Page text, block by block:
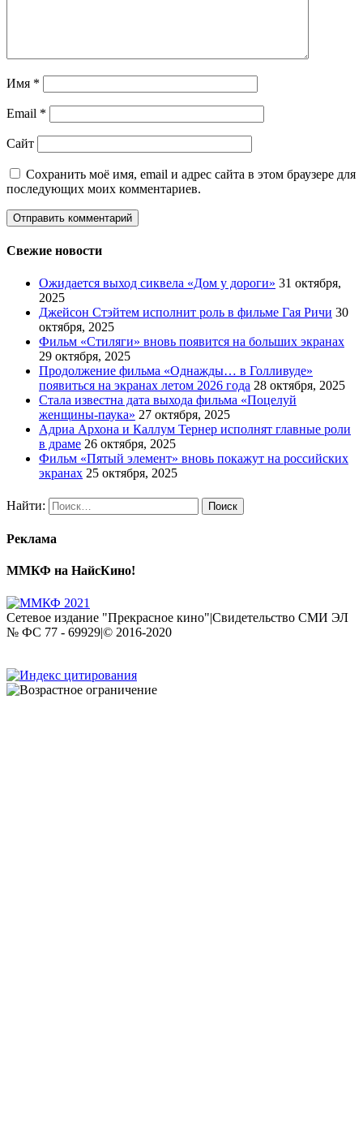
Имя *
Email *
Сайт
Сохранить моё имя, email и адрес сайта в этом браузере для
последующих моих комментариев.
Свежие новости
Ожидается выход сиквела «Дом у дороги» 31 октября,
2025
Джейсон Стэйтем исполнит роль в фильме Гая Ричи 30
октября, 2025
Фильм «Стиляги» вновь появится на больших экранах
29 октября, 2025
Продолжение фильма «Однажды… в Голливуде»
появиться на экранах летом 2026 года 28 октября, 2025
Стала известна дата выхода фильма «Поцелуй
женщины-паука» 27 октября, 2025
Адриа Архона и Каллум Тернер исполнят главные роли
в драме 26 октября, 2025
Фильм «Пятый элемент» вновь покажут на российских
экранах 25 октября, 2025
Найти:
Реклама
ММКФ на НайсКино!
Сетевое издание "Прекрасное кино"|Свидетельство СМИ ЭЛ
№ ФС 77 - 69929|© 2016-2020